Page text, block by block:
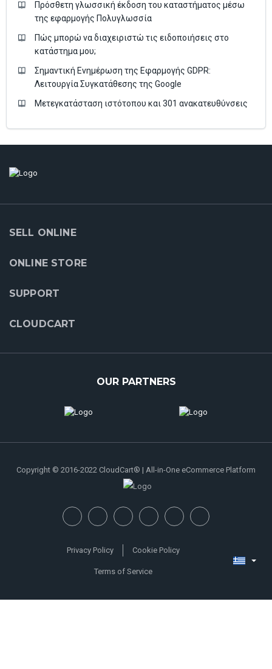
Πρόσθετη γλωσσική έκδοση του καταστήματος μέσω
της εφαρμογής Πολυγλωσσία
Πώς μπορώ να διαχειριστώ τις ειδοποιήσεις στο
κατάστημα μου;
Σημαντική Ενημέρωση της Εφαρμογής GDPR:
Λειτουργία Συγκατάθεσης της Google
Μετεγκατάσταση ιστότοπου και 301 ανακατευθύνσεις
SELL ONLINE
ONLINE STORE
SUPPORT
CLOUDCART
OUR PARTNERS
Copyright © 2016-2022 CloudCart® | All-in-One eCommerce Platform
Privacy Policy Cookie Policy
Terms of Service